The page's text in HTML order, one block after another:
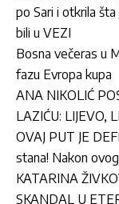
po Sari i otkrila
bili u VEZI
Bosna večeras u
fazu Evropa kupa
ANA NIKOLIĆ
LAZIĆU: LIJEVO,
OVAJ PUT JE
stana! Nakon
KATARINA
SKANDAL U